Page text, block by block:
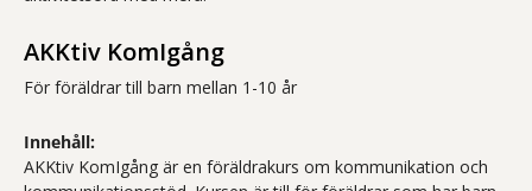
AKKtiv KomIgång
För föräldrar till barn mellan 1-10 år
Innehåll:
AKKtiv KomIgång är en föräldrakurs om kommunikation och